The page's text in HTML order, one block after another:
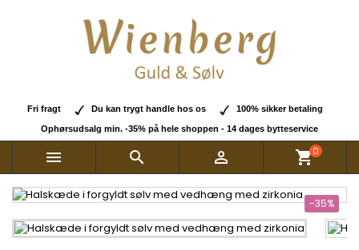
Fri fragt Du kan trygt handle hos os 100% sikker betaling
Ophørsudsalg min. -35% på hele shoppen - 14 dages bytteservice
   shopping_cart0
-35%